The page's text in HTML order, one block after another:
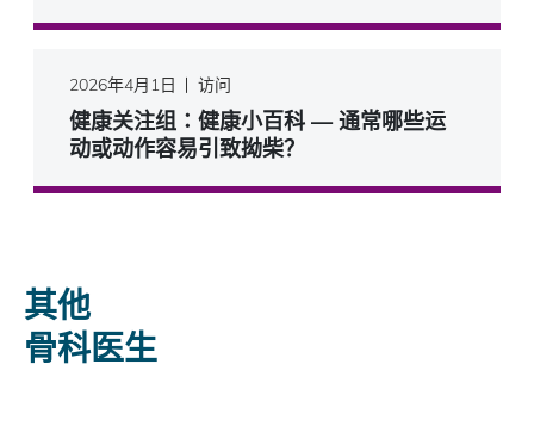
2026年4月1日 访问
健康关注组∶健康小百科 — 通常哪些运
动或动作容易引致拗柴？
其他
骨科医生